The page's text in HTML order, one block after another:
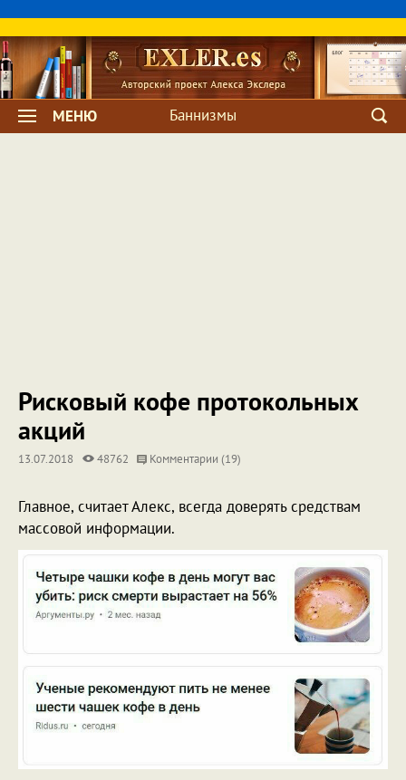
МЕНЮ Баннизмы
Рисковый кофе протокольных
акций
13.07.2018 48762 Комментарии (19)
Главное, считает Алекс, всегда доверять средствам
массовой информации.